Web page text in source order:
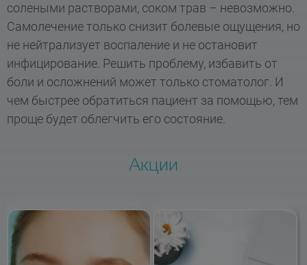
солеными растворами, соком трав – невозможно.
Самолечение только снизит болевые ощущения, но
не нейтрализует воспаление и не остановит
инфицирование. Решить проблему, избавить от
боли и осложнений может только стоматолог. И
чем быстрее обратиться пациент за помощью, тем
проще будет облегчить его состояние.
Акции